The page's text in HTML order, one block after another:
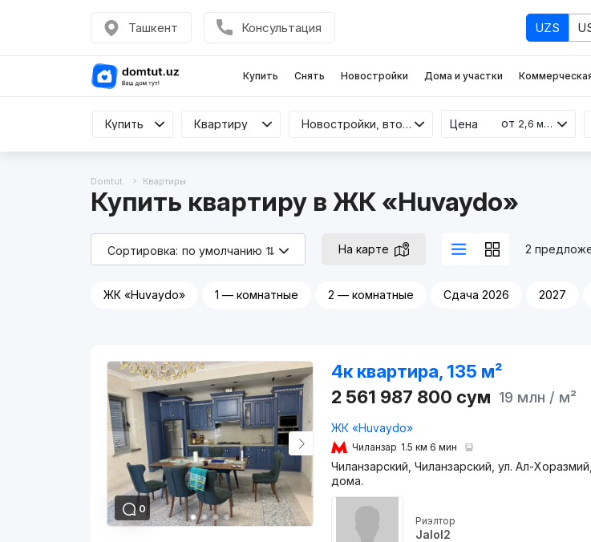
Ташкент Консультация UZS
Купить Снять Новостройки Дома и участки
Купить
Купить Квартиру
Квартиру Все Новостройки, вторичка Цена от 2,6 млрд
Domtut Квартиры
Купить квартиру в ЖК «Huvaydo»
Сортировка: по умолчанию ⇅ На карте 2
ЖК «Huvaydo» 1 — комнатные 2 — комнатные Сдача 2026 2027
0
4к квартира, 135 м²
2 561 987 800 сум 19 млн / м²
ЖК «Huvaydo»
Чиланзар 1.5 км 6 мин
Чиланзарский, Чиланзарский, ул. Ал-
дома.
Риэлтор
Jalol2